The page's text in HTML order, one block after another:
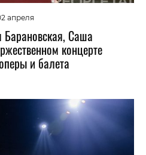
апреля
Саша
концерте
и балета